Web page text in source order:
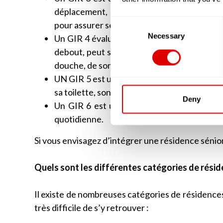
Consent
Necessary
Deny
déplacement, seront altérées. Cette
pour assurer ses soins corporels.
Un GIR 4 évaluera une personne âgée qui
debout, peut se déplacer sans problèmes.
douche, de son habillage et parfois lors des
UN GIR 5 est une personne autonome
sa toilette, son ménage ou préparer ses
Un GIR 6 est une personne âgée
quotidienne.
Si vous envisagez d’intégrer une résidence
Quels sont les différentes catégories de
Il existe de nombreuses catégories de
très difficile de s’y retrouver :